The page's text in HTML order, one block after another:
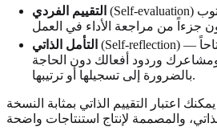
التقييم الفردي (Self-evaluation) يشير عادةً إلى ملخص مكتوب
التأمل الذاتي (Self-reflection) هو عملية أوسع وأكثر انفتاحاً —
وردود أفعالك دون الحاجة
بالضرورة إلى تسجيلها أو ترتيبها.
اعتبار التقييم الذاتي بمثابة النسخة